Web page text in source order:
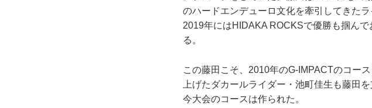
のハードエンデューロ文化を牽引してきた
2019年にはHIDAKA ROCKSで優勝も掴ん
る。
この藤田こそ、2010年のG-IMPACTのコー
上げたダカールライダー・池町佳生も藤田
今大会のコースは作られた。